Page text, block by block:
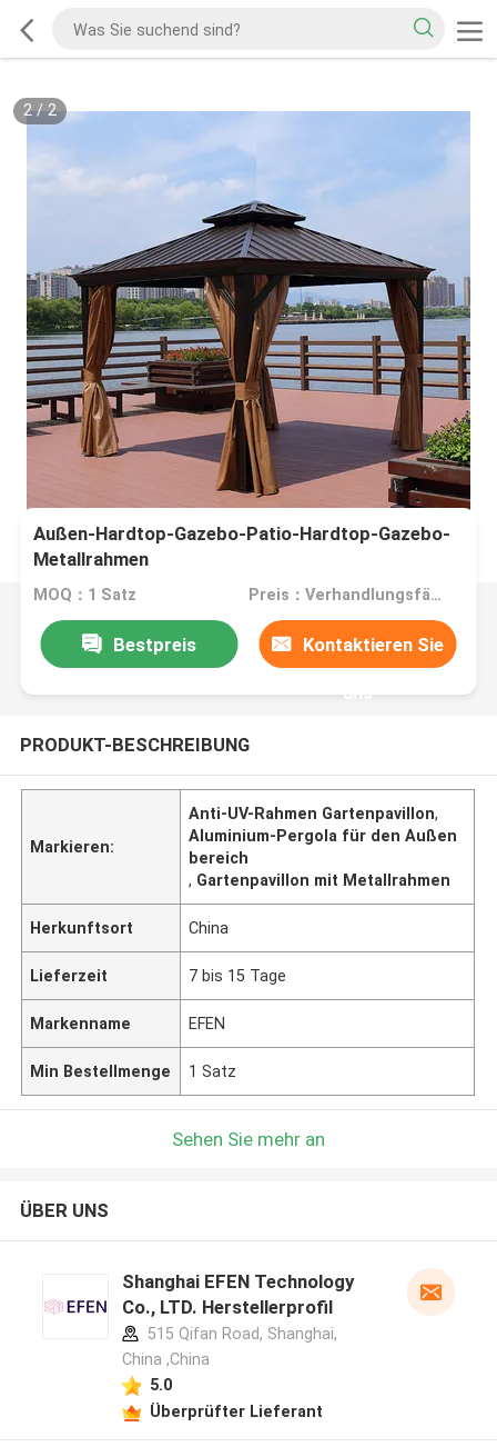
2/2
Außen-Hardtop-Gazebo-Patio-Hardtop-Gazebo-
Metallrahmen
MOQ：1 Satz Preis：Verhandlungsfähig
Bestpreis Kontaktieren Sie
uns
PRODUKT-BESCHREIBUNG
Markieren:
Anti-UV-Rahmen Gartenpavillon,
Aluminium-Pergola für den Außen
bereich
, Gartenpavillon mit Metallrahmen
Herkunftsort China
Lieferzeit 7 bis 15 Tage
Markenname EFEN
Min Bestellmenge 1 Satz
Sehen Sie mehr an
ÜBER UNS
Shanghai EFEN Technology
Co., LTD. Herstellerprofil
515 Qifan Road, Shanghai,
China ,China
5.0
Überprüfter Lieferant